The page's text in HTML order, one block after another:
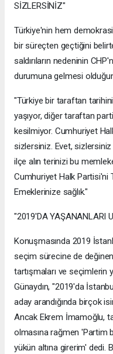
SİZLERSİNİZ"
Türkiye'nin hem
bir süreçten geçtiğini
saldırıların nedeninin
durumuna gelmesi
"Türkiye bir taraftan
yaşıyor, diğer taraftan
kesilmiyor. Cumhuriyet
sizlersiniz. Evet,
ilçe alın terinizi bu
Cumhuriyet Halk Partisi'ni
Emeklerinize sağlık."
"2019'DA YAŞANANLARI
Konuşmasında 2019
seçim sürecine de
tartışmaları ve seçimlerin
Günaydın, "2019'da
aday arandığında birçok
Ancak Ekrem İmamoğlu,
olmasına rağmen 'Partim
yükün altına girerim' dedi.